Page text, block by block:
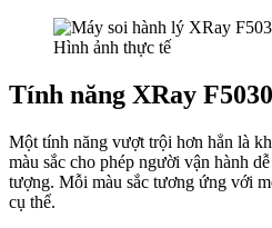
Hình ảnh thực tế
Tính năng XRay
Một tính năng vượt trội hơn hẳn là
màu sắc cho phép người vận hành
tượng. Mỗi màu sắc tương ứng với
cụ thể.